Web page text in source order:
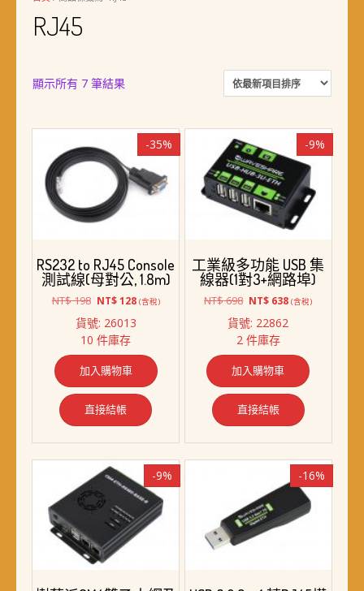
RJ45
顯示所有 7 筆結果依
項
排
序
-35%
RS232 to RJ45 Console
測試線(母對公, 1.8m)
NT$198 原
價
格：
NT$ 198。
NT$128目
價
NT$ 128。
(含稅)
貨號: 26013
10 件庫存
加入購物車
直接結帳
-9%
工業級多功能 USB 集
線器(1對3+網路埠)
NT$698 原
價
格：
NT$ 698。
NT$ 638目
價
NT$ 638。
(含稅)
貨號: 22862
2 件庫存
加入購物車
直接結帳
-9% -16%